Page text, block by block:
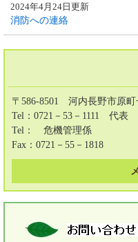
消防への連絡
2024年4月24日更新
〒586-8501 河内長野市原町
Tel：0721－53－1111
代表
Tel：
危機管理係
Fax：0721－55－1818